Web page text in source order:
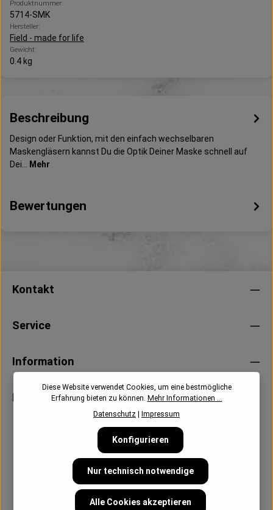
Produktnummer:
5714-SMK
Hersteller:
Field - made for life
Gewicht:
0.4 kg
Beschreibung
Design oder Funktion, mit den einfach wechselbaren
Maskengläsern kannst Du die Optik Deiner Maske schnell auf
Dei…
Mehr
Bewertungen
Kontakt
Service
Information
Newsletter
Diese Website verwendet Cookies, um eine bestmögliche
Erfahrung bieten zu können. Mehr Informationen ...
Datenschutz
Impressum
Nur technisch notwendige
Konfigurieren
Alle Cookies akzeptieren